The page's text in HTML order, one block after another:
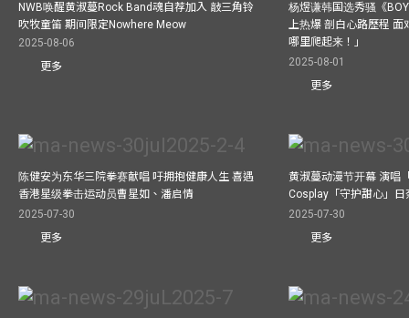
NWB唤醒黄淑蔓Rock Band魂自荐加入 敲三角铃
吹牧童笛 期间限定Nowhere Meow
2025-08-06
更多
杨煜谦韩国选秀骚《
上热爆 剖白心路歷程 面
哪里爬起来！」
2025-08-01
更多
陈健安为东华三院拳赛献唱 吁拥抱健康人生 喜遇
香港星级拳击运动员曹星如、潘启情
2025-07-30
更多
黄淑蔓动漫节开幕 演唱
Cosplay「守护甜心」
2025-07-30
更多